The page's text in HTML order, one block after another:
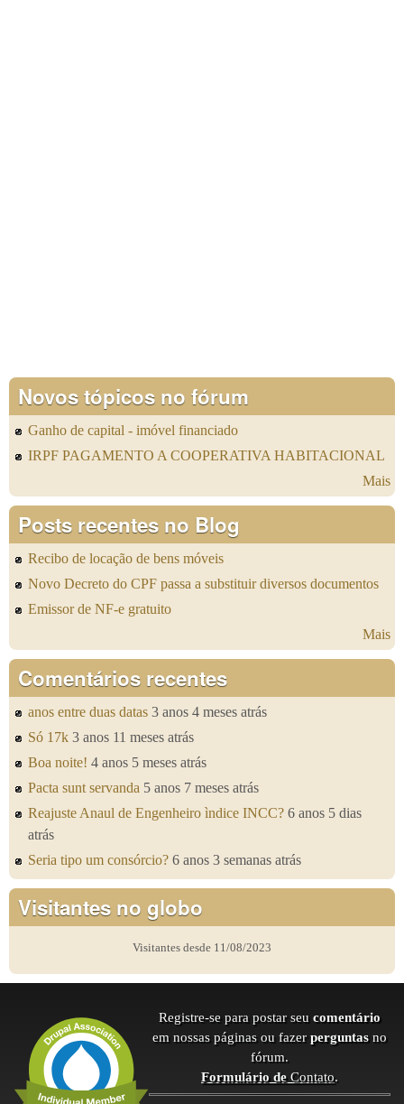
Novos tópicos no fórum
Ganho de capital - imóvel financiado
IRPF PAGAMENTO A COOPERATIVA HABITACIONAL
Mais
Posts recentes no Blog
Recibo de locação de bens móveis
Novo Decreto do CPF passa a substituir diversos documentos
Emissor de NF-e gratuito
Mais
Comentários recentes
anos entre duas datas 3 anos 4 meses atrás
Só 17k 3 anos 11 meses atrás
Boa noite! 4 anos 5 meses atrás
Pacta sunt servanda 5 anos 7 meses atrás
Reajuste Anaul de Engenheiro ìndice INCC? 6 anos 5 dias
atrás
Seria tipo um consórcio? 6 anos 3 semanas atrás
Visitantes no globo
Visitantes desde 11/08/2023
Registre-se para postar seu comentário
em nossas páginas ou fazer perguntas no
fórum.
Formulário deContato.